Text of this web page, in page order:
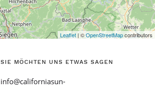
SIE MÖCHTEN UNS ETWAS SAGEN
info@californiasun-